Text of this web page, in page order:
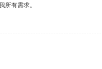
所有需求。